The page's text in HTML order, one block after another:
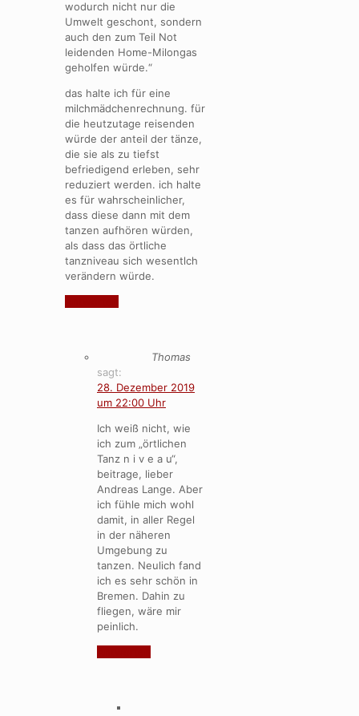
wodurch nicht nur die
Umwelt geschont, sondern
auch den zum Teil Not
leidenden Home-Milongas
geholfen würde.“
das halte ich für eine
milchmädchenrechnung. für
die heutzutage reisenden
würde der anteil der tänze,
die sie als zu tiefst
befriedigend erleben, sehr
reduziert werden. ich halte
es für wahrscheinlicher,
dass diese dann mit dem
tanzen aufhören würden,
als dass das örtliche
tanzniveau sich wesentlch
verändern würde.
Thomas
sagt:
28. Dezember 2019
um 22:00 Uhr
Ich weiß nicht, wie
ich zum „örtlichen
Tanz n i v e a u“,
beitrage, lieber
Andreas Lange. Aber
ich fühle mich wohl
damit, in aller Regel
in der näheren
Umgebung zu
tanzen. Neulich fand
ich es sehr schön in
Bremen. Dahin zu
fliegen, wäre mir
peinlich.